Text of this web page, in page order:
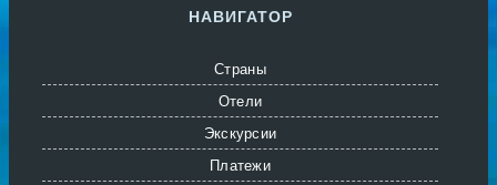
НАВИГАТОР
Страны
Отели
Экскурсии
Платежи